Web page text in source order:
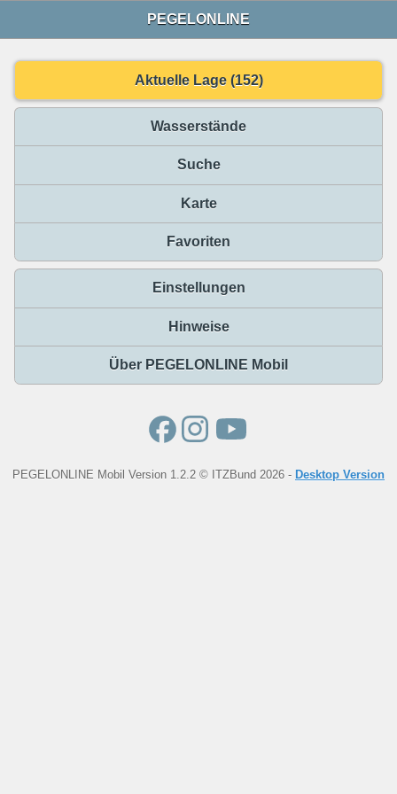
PEGELONLINE
Aktuelle Lage (152)
Wasserstände
Suche
Karte
Favoriten
Einstellungen
Hinweise
Über PEGELONLINE Mobil
PEGELONLINE Mobil Version 1.2.2 © ITZBund 2026 - Desktop Version